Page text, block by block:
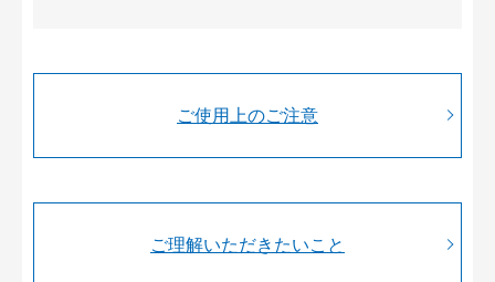
ご使用上のご注意
ご理解いただきたいこと